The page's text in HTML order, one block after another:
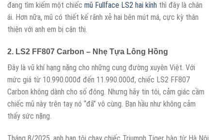
đang tìm kiếm một chiếc mũ Fullface LS2 hai kính thì đây là chân
ái. Hơn nữa, mũ có thiết kế rãnh xẻ hai bên mút má, cực kỳ thân
thiện với anh em bị cận thị.
2. LS2 FF807 Carbon – Nhẹ Tựa Lông Hồng
Đây là vũ khí hạng nặng cho những cung đường xuyên Việt. Với
mức giá từ 10.990.000đ đến 11.990.000đ, chiếc LS2 FF807
Carbon không dành cho số đông. Nhưng hãy tin tôi, cảm giác cầm
chiếc mũ này trên tay nó “đã” vô cùng. Bạn hầu như không cảm
thấy sức nặng.